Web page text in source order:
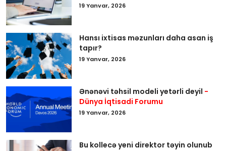
19 Yanvar, 2026
Hansı ixtisas məzunları daha asan iş
tapır?
19 Yanvar, 2026
Ənənəvi təhsil modeli yetərli deyil -
Dünya İqtisadi Forumu
19 Yanvar, 2026
Bu kollecə yeni direktor təyin olunub